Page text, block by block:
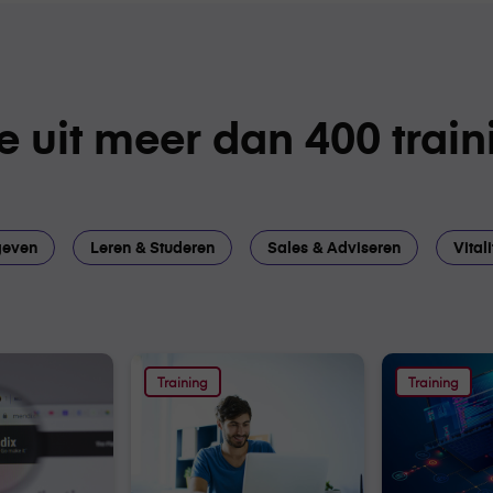
uit meer dan 400
Leren & Studeren Sales & Adviseren
Training
Trainingsoverzicht
Training